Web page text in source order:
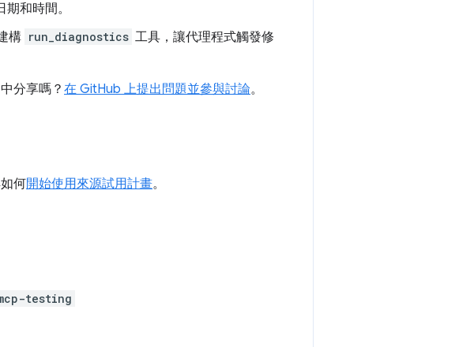
和時間。
構 run_diagnostics 工具，讓代理程式觸發修
分享嗎？在 GitHub 上提出問題並參與討論。
何開始使用來源試用計畫。
testing